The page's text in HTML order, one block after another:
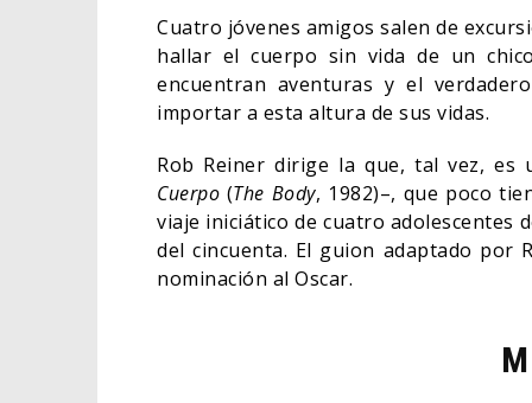
Cuatro jóvenes amigos salen de
hallar el cuerpo sin vida de un
encuentran aventuras y el
importar a esta altura de sus vidas.
Rob Reiner dirige la que, tal vez, es
Cuerpo (The Body, 1982)–, que poco
viaje iniciático de cuatro adolescentes
del cincuenta. El guion adaptado por
nominación al Oscar.